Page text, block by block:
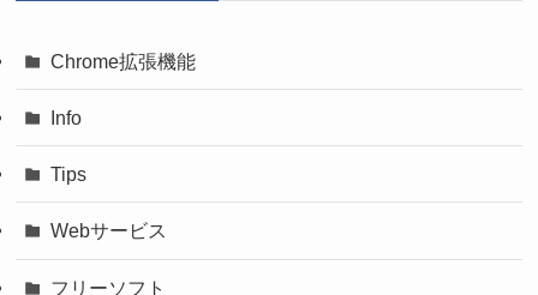
Chrome拡張機能
Info
Tips
Webサービス
フリーソフト